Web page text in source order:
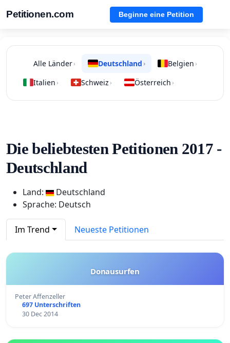
Petitionen.com Beginne eine Petition
Alle Länder› Deutschland › Belgien ›
Italien › Schweiz › Österreich ›
Die beliebtesten Petitionen 2017 -
Deutschland
Land:
Deutschland
Sprache: Deutsch
Im Trend Neueste Petitionen
Donausurfen
Peter Affenzeller
697 Unterschriften
30 Dec 2014